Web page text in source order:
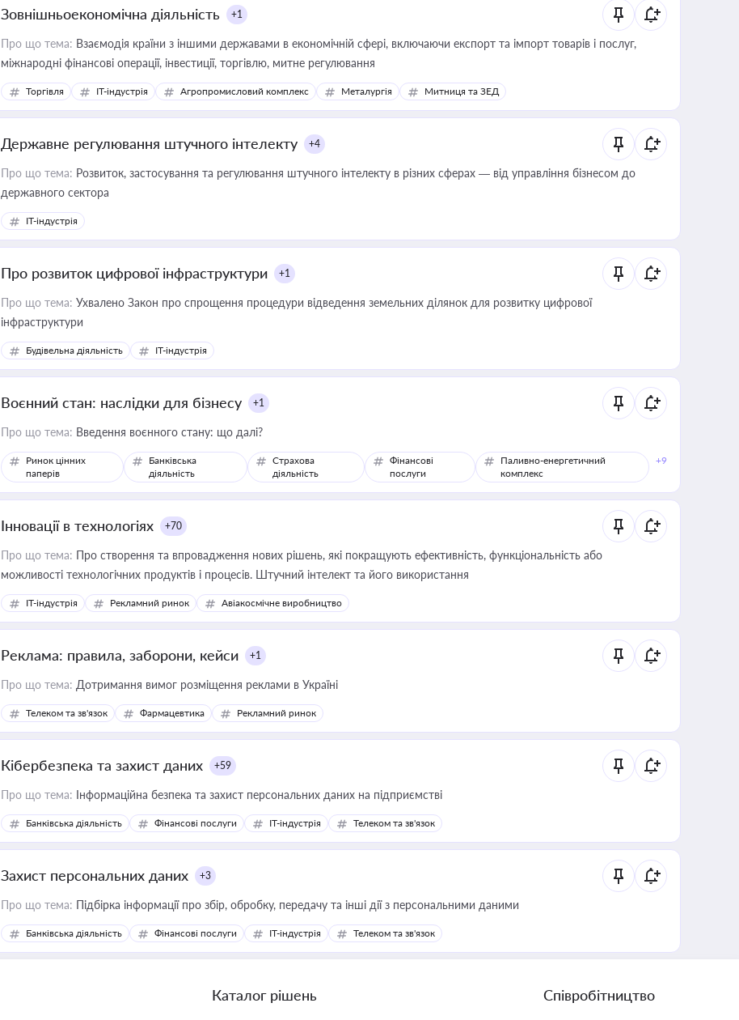
Зовнішньоекономічна діяльність +1
Про що тема: Взаємодія країни з іншими державами в економічній сфері, включаючи експорт та імпорт товарів і послуг,
міжнародні фінансові операції, інвестиції, торгівлю, митне регулювання
Торгівля IT-індустрія Агропромисловий комплекс Металургія Митниця та ЗЕД
Державне регулювання штучного інтелекту +4
Про що тема: Розвиток, застосування та регулювання штучного інтелекту в різних сферах — від управління бізнесом до
державного сектора
IT-індустрія
Про розвиток цифрової інфраструктури +1
Про що тема: Ухвалено Закон про спрощення процедури відведення земельних ділянок для розвитку цифрової
інфраструктури
Будівельна діяльність IT-індустрія
Воєнний стан: наслідки для бізнесу +1
Про що тема: Введення воєнного стану: що далі?
Ринок цінних
паперів
Банківська
діяльність
Страхова
діяльність
Фінансові
послуги
Паливно-енергетичний
комплекс
+9
Інновації в технологіях +70
Про що тема: Про створення та впровадження нових рішень, які покращують ефективність, функціональність або
можливості технологічних продуктів і процесів. Штучний інтелект та його використання
IT-індустрія Рекламний ринок Авіакосмічне виробництво
Реклама: правила, заборони, кейси +1
Про що тема: Дотримання вимог розміщення реклами в Україні
Телеком та зв'язок Фармацевтика Рекламний ринок
Кібербезпека та захист даних +59
Про що тема: Інформаційна безпека та захист персональних даних на підприємстві
Банківська діяльність Фінансові послуги IT-індустрія Телеком та зв'язок
Захист персональних даних +3
Про що тема: Підбірка інформації про збір, обробку, передачу та інші дії з персональними даними
Банківська діяльність Фінансові послуги IT-індустрія Телеком та зв'язок
Каталог рішень Співробітництво